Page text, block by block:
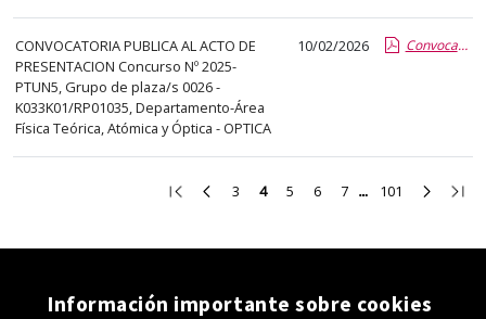
CONVOCATORIA PUBLICA AL ACTO DE
PRESENTACION Concurso Nº 2025-
PTUN5, Grupo de plaza/s 0026 -
K033K01/RP01035, Departamento-Área
Física Teórica, Atómica y Óptica - OPTICA
10/02/2026 Convocatoria a los aspirantes
Ir
primera
Ir
página
3Ir
página
4 5
página
6Ir
página
7Ir
página
101
página
Ir
página
Ir
Información importante sobre cookies